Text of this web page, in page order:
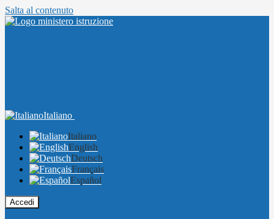
Salta al contenuto
Italiano
Italiano
English
Deutsch
Français
Español
Accedi